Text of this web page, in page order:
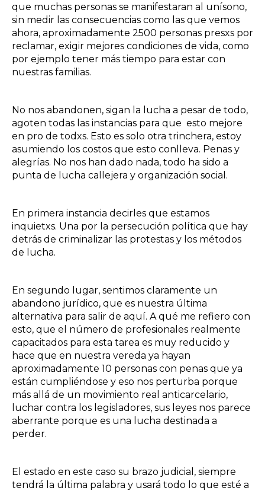
que muchas personas se manifestaran al unísono,
sin medir las consecuencias como las que vemos
ahora, aproximadamente 2500 personas presxs por
reclamar, exigir mejores condiciones de vida, como
por ejemplo tener más tiempo para estar con
nuestras familias.
No nos abandonen, sigan la lucha a pesar de todo,
agoten todas las instancias para que esto mejore
en pro de todxs. Esto es solo otra trinchera, estoy
asumiendo los costos que esto conlleva. Penas y
alegrías. No nos han dado nada, todo ha sido a
punta de lucha callejera y organización social.
En primera instancia decirles que estamos
inquietxs. Una por la persecución política que hay
detrás de criminalizar las protestas y los métodos
de lucha.
En segundo lugar, sentimos claramente un
abandono jurídico, que es nuestra última
alternativa para salir de aquí. A qué me refiero con
esto, que el número de profesionales realmente
capacitados para esta tarea es muy reducido y
hace que en nuestra vereda ya hayan
aproximadamente 10 personas con penas que ya
están cumpliéndose y eso nos perturba porque
más allá de un movimiento real anticarcelario,
luchar contra los legisladores, sus leyes nos parece
aberrante porque es una lucha destinada a
perder.
El estado en este caso su brazo judicial, siempre
tendrá la última palabra y usará todo lo que esté a